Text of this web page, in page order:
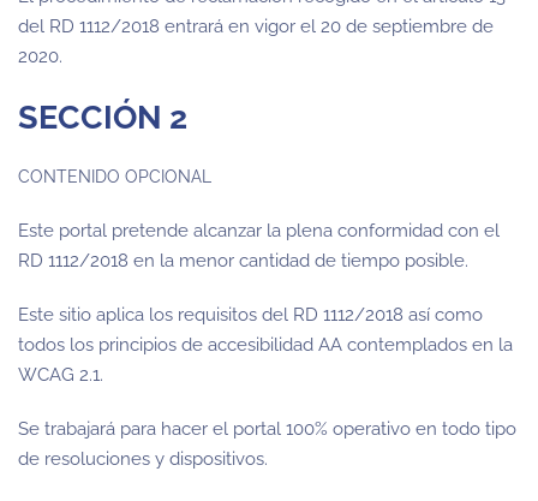
del RD 1112/2018 entrará en vigor el 20 de septiembre de
2020.
SECCIÓN 2
CONTENIDO OPCIONAL
Este portal pretende alcanzar la plena conformidad con el
RD 1112/2018 en la menor cantidad de tiempo posible.
Este sitio aplica los requisitos del RD 1112/2018 así como
todos los principios de accesibilidad AA contemplados en la
WCAG 2.1.
Se trabajará para hacer el portal 100% operativo en todo tipo
de resoluciones y dispositivos.